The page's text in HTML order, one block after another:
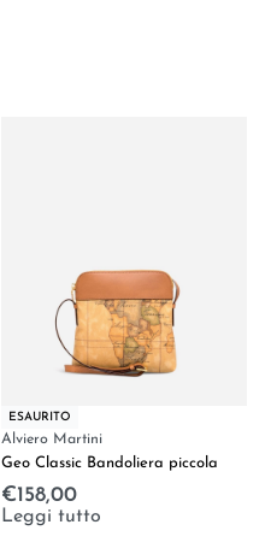
ESAURITO
Alviero Martini
Geo Classic Bandoliera piccola
€158,00
Leggi tutto